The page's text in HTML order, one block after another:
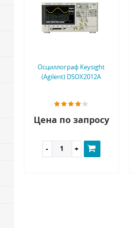
Осциллограф Keysight
(Agilent) DSOX2012A
Цена по запросу